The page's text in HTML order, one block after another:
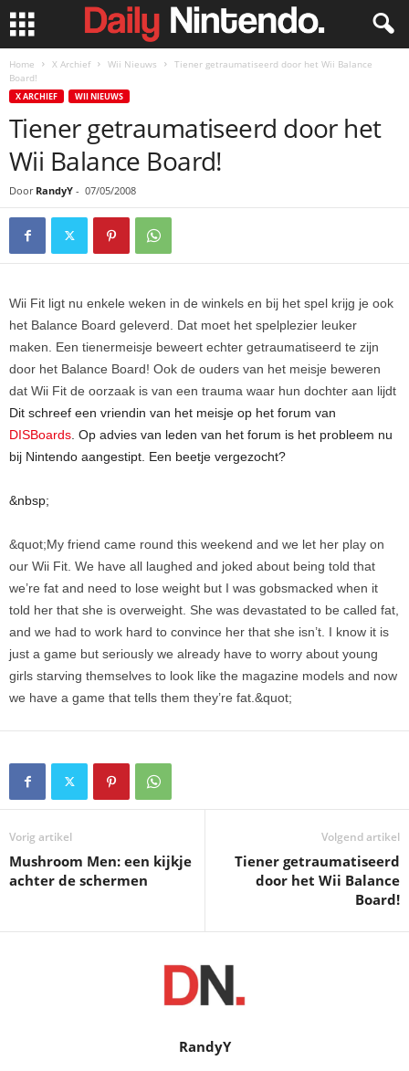
Home X Archief Wii Nieuws
Tiener getraumatiseerd door het Wii Balance
Board!
X ARCHIEF WII NIEUWS
Tiener getraumatiseerd door het
Wii Balance Board!
Door RandyY - 07/05/2008
Wii Fit ligt nu enkele weken in de winkels en bij het spel krijg je ook
het Balance Board geleverd. Dat moet het spelplezier leuker
maken. Een tienermeisje beweert echter getraumatiseerd te zijn
door het Balance Board! Ook de ouders van het meisje beweren
dat Wii Fit de oorzaak is van een trauma waar hun dochter aan lijdt
Dit schreef een vriendin van het meisje op het forum van
DISBoards . Op advies van leden van het forum is het probleem nu
bij Nintendo aangestipt. Een beetje vergezocht?
&nbsp;
&quot;My friend came round this weekend and we let her play on
our Wii Fit. We have all laughed and joked about being told that
we’re fat and need to lose weight but I was gobsmacked when it
told her that she is overweight. She was devastated to be called fat,
and we had to work hard to convince her that she isn’t. I know it is
just a game but seriously we already have to worry about young
girls starving themselves to look like the magazine models and now
we have a game that tells them they’re fat.&quot;
Vorig artikel
Mushroom Men: een kijkje
achter de schermen
Volgend artikel
Tiener getraumatiseerd
door het Wii Balance
Board!
RandyY